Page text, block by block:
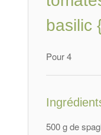
basilic
Pour 4
500 g de